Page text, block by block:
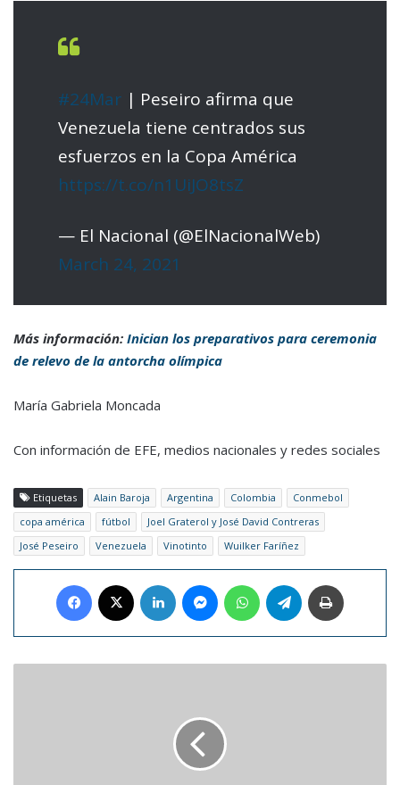
#24Mar | Peseiro afirma que
Venezuela tiene centrados sus
esfuerzos en la Copa América
https://t.co/n1UiJO8tsZ
— El Nacional (@ElNacionalWeb)
March 24, 2021
Más información: Inician los preparativos para ceremonia
de relevo de la antorcha olímpica
María Gabriela Moncada
Con información de EFE, medios nacionales y redes sociales
Etiquetas Alain Baroja Argentina Colombia
Conmebol
copa américa
fútbol
Joel Graterol y José David Contreras
José Peseiro
Venezuela Vinotinto Wuilker Faríñez
Facebook LinkedIn MessengerWhatsAppTelegram